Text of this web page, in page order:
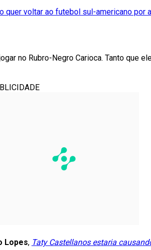
quer voltar ao futebol sul-americano por
no Rubro-Negro Carioca. Tanto que
Lopes, Taty Castellanos estaria